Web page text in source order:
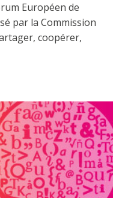
Européen de
par la Commission
coopérer,